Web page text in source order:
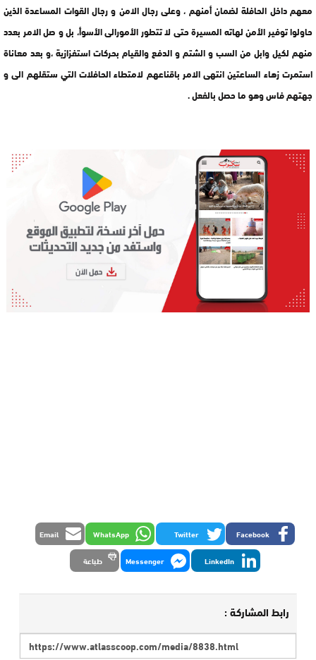
معهم داخل الحافلة لضمان أمنهم ، وعلى رجال الامن و رجال القوات المساعدة الذين
حاولوا توفير الأمن لهاته المسيرة حتى لا تتطور الأمورالى الأسوأ، بل و صل الامر بعدد
منهم لكيل وابل من السب و الشتم و الدفع والقيام بحركات استفزازية ،و بعد معاناة
استمرت زهاء الساعتين انتهى الامر باقناعهم لامتطاء الحافلات التي ستقلهم الى و
جهتهم فاس وهو ما حصل بالفعل .
Facebook
Twitter
WhatsApp
Email
LinkedIn
Messenger طباعة
رابط المشاركة :